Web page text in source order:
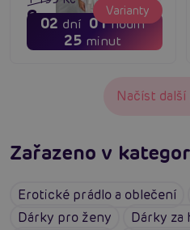
02 dní 01 hodin
25 minut
956 Kč Varianty
Načíst
Zařazeno v
Erotické prádlo a oblečení
Dárky pro ženy
Dárky za